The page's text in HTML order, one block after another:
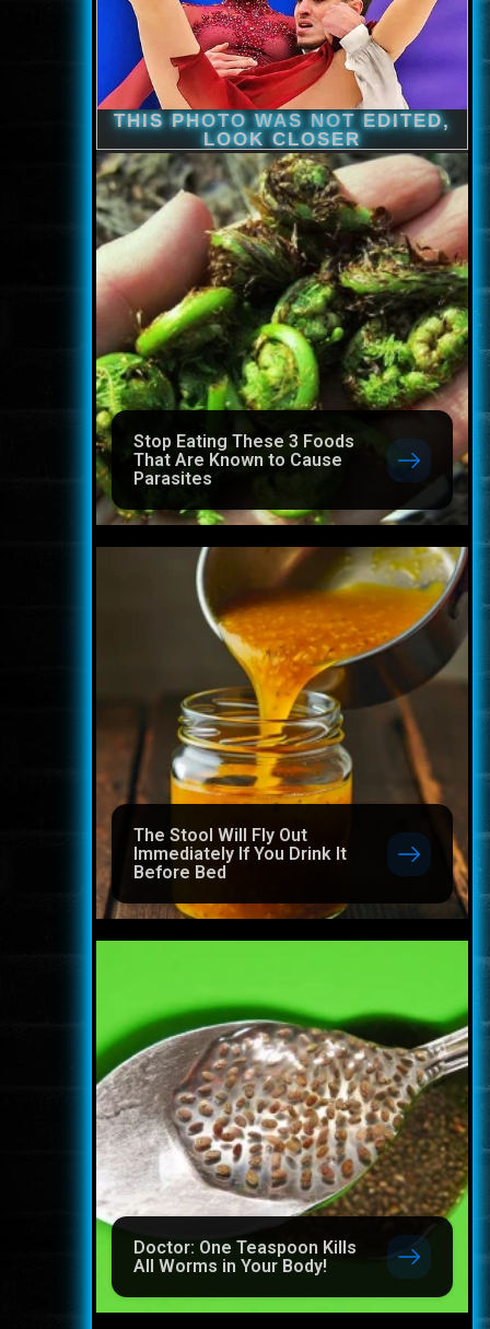
Stop Eating These 3 Foods
That Are Known to Cause
Parasites
The Stool Will Fly Out
Immediately If You Drink It
Before Bed
Doctor: One Teaspoon Kills
All Worms in Your Body!